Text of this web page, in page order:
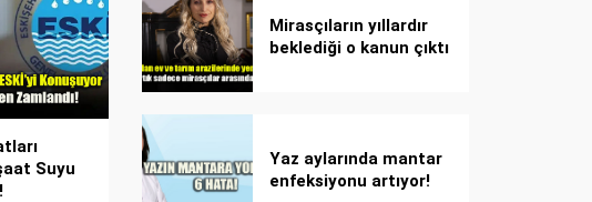
Suyu
Mirasçıların yıllardır
beklediği o kanun çıktı
Yaz aylarında mantar
enfeksiyonu artıyor!